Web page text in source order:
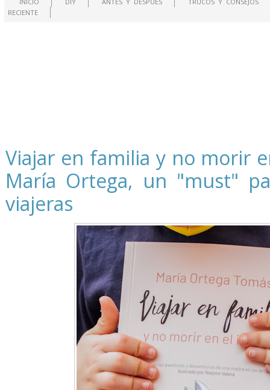
RECIENTE
Viajar en familia y no morir
María Ortega, un "must"
viajeras